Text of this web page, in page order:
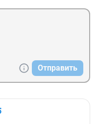
Отправить